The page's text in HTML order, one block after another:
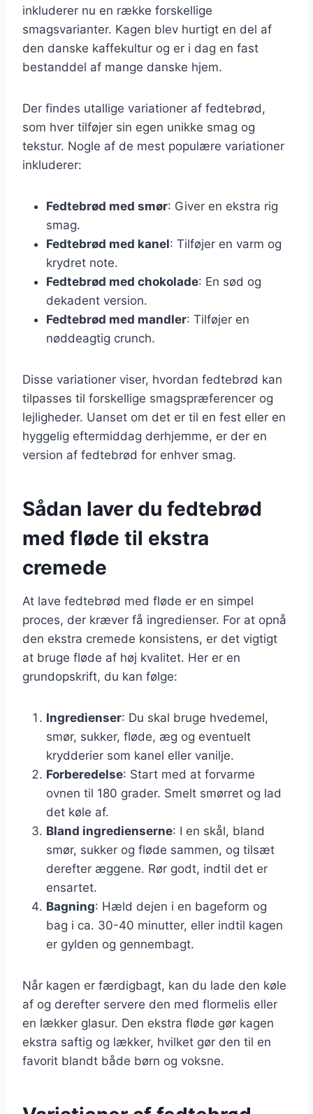
inkluderer nu en række forskellige
smagsvarianter. Kagen blev hurtigt en del af
den danske kaffekultur og er i dag en fast
bestanddel af mange danske hjem.
Der findes utallige variationer af fedtebrød,
som hver tilføjer sin egen unikke smag og
tekstur. Nogle af de mest populære variationer
inkluderer:
Fedtebrød med smør: Giver en ekstra rig
smag.
Fedtebrød med kanel: Tilføjer en varm og
krydret note.
Fedtebrød med chokolade: En sød og
dekadent version.
Fedtebrød med mandler: Tilføjer en
nøddeagtig crunch.
Disse variationer viser, hvordan fedtebrød kan
tilpasses til forskellige smagspræferencer og
lejligheder. Uanset om det er til en fest eller en
hyggelig eftermiddag derhjemme, er der en
version af fedtebrød for enhver smag.
Sådan laver du fedtebrød
med fløde til ekstra
cremede
At lave fedtebrød med fløde er en simpel
proces, der kræver få ingredienser. For at opnå
den ekstra cremede konsistens, er det vigtigt
at bruge fløde af høj kvalitet. Her er en
grundopskrift, du kan følge:
Ingredienser: Du skal bruge hvedemel,
smør, sukker, fløde, æg og eventuelt
krydderier som kanel eller vanilje.
Forberedelse: Start med at forvarme
ovnen til 180 grader. Smelt smørret og lad
det køle af.
Bland ingredienserne: I en skål, bland
smør, sukker og fløde sammen, og tilsæt
derefter æggene. Rør godt, indtil det er
ensartet.
Bagning: Hæld dejen i en bageform og
bag i ca. 30-40 minutter, eller indtil kagen
er gylden og gennembagt.
Når kagen er færdigbagt, kan du lade den køle
af og derefter servere den med flormelis eller
en lækker glasur. Den ekstra fløde gør kagen
ekstra saftig og lækker, hvilket gør den til en
favorit blandt både børn og voksne.